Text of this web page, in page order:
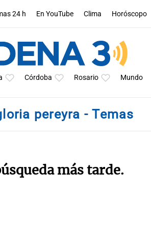
24 h En YouTube Clima Horóscopo
Córdoba Rosario Mundo
pereyra - Temas
más tarde.